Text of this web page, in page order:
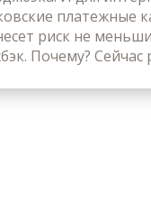
платежные
риск не
Почему? Сейчас